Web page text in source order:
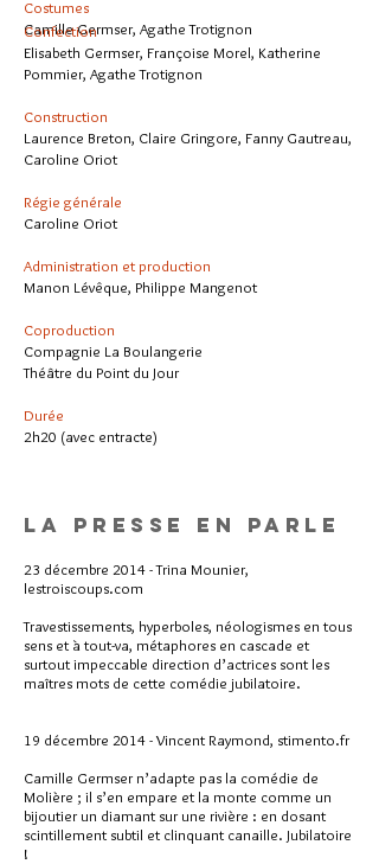
Costumes
Camille Germser, Agathe Trotignon
Confection
Elisabeth Germser, Françoise Morel, Katherine
Pommier, Agathe Trotignon
Construction
Laurence Breton, Claire Gringore, Fanny Gautreau,
Caroline Oriot
Régie générale
Caroline Oriot
Administration et production
Manon Lévêque, Philippe Mangenot
Coproduction
Compagnie La Boulangerie
Théâtre du Point du Jour
Durée
2h20 (avec entracte)
La presse en parle
23 décembre 2014 - Trina Mounier,
lestroiscoups.com
Travestissements, hyperboles, néologismes en tous
sens et à tout-va, métaphores en cascade et
surtout impeccable direction d’actrices sont les
maîtres mots de cette comédie jubilatoire.
19 décembre 2014 - Vincent Raymond, stimento.fr
Camille Germser n’adapte pas la comédie de
Molière ; il s’en empare et la monte comme un
bijoutier un diamant sur une rivière : en dosant
scintillement subtil et clinquant canaille. Jubilatoire
!